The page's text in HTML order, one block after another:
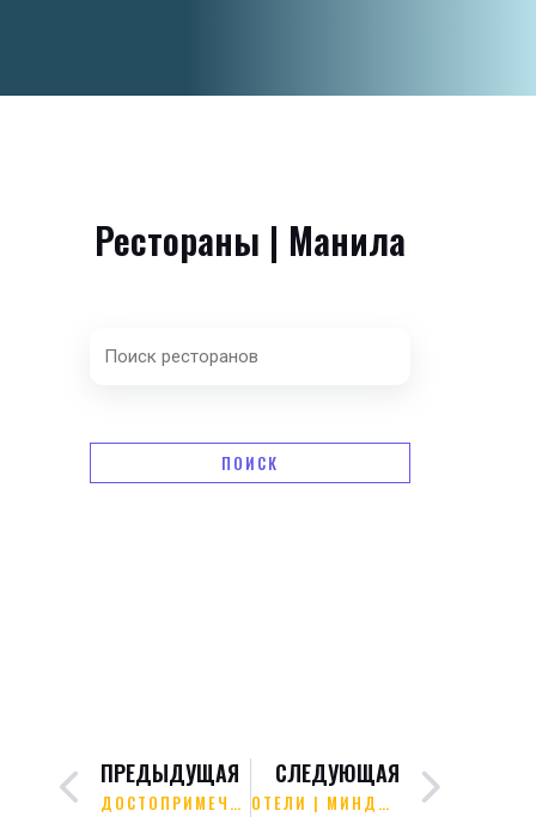
Рестораны | Манила
ПОИСК
ПРЕДЫДУЩАЯ
ДОСТОПРИМЕЧАТЕЛЬНОСТИ МАНИЛЫ
СЛЕДУЮЩАЯ
ОТЕЛИ | МИНДОРО